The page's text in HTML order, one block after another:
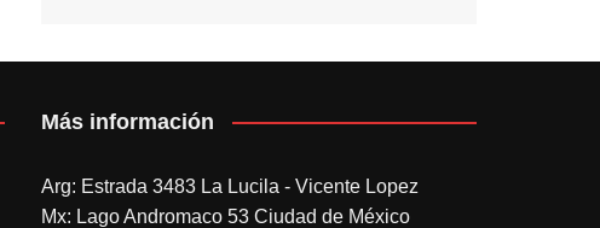
Más información
Arg: Estrada 3483 La Lucila - Vicente Lopez
Mx: Lago Andromaco 53 Ciudad de México